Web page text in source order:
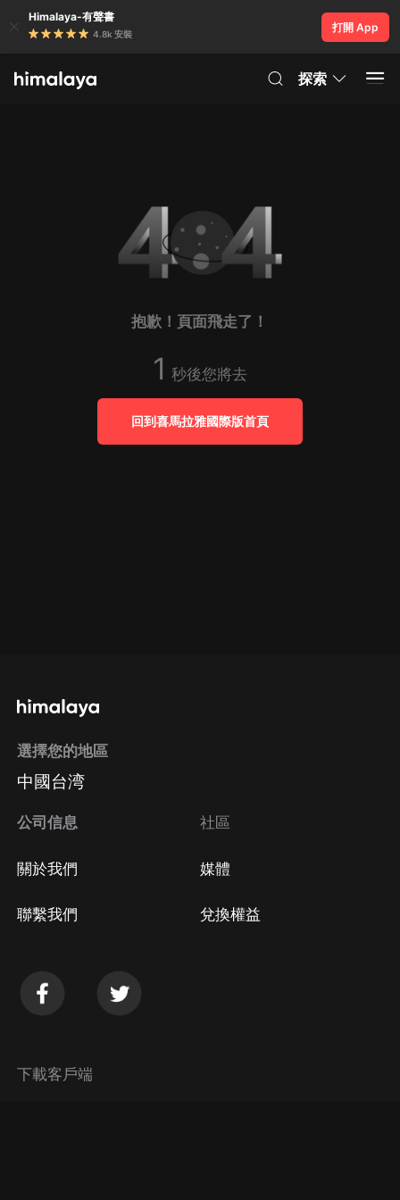
Himalaya-有聲書
4.8k 安裝
打開 App
探索
抱歉！頁面飛走了！
1 秒後您將去
回到喜馬拉雅國際版首頁
選擇您的地區
中國台湾
公司信息
關於我們
聯繫我們
社區
媒體
兌換權益
下載客戶端